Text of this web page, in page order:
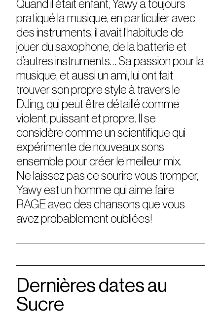
Quand il était enfant, Yawy a toujours
pratiqué la musique, en particulier avec
des instruments, il avait l’habitude de
jouer du saxophone, de la batterie et
d’autres instruments… Sa passion pour la
musique, et aussi un ami, lui ont fait
trouver son propre style à travers le
DJing, qui peut être détaillé comme
violent, puissant et propre. Il se
considère comme un scientifique qui
expérimente de nouveaux sons
ensemble pour créer le meilleur mix.
Ne laissez pas ce sourire vous tromper,
Yawy est un homme qui aime faire
RAGE avec des chansons que vous
avez probablement oubliées!
Dernières dates au
Sucre